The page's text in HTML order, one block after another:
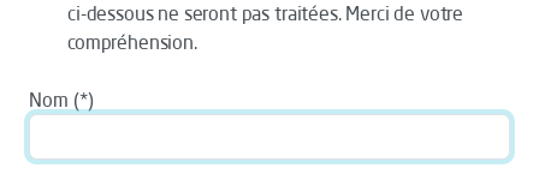
ci-dessous ne seront pas traitées. Merci de votre
compréhension.
Nom